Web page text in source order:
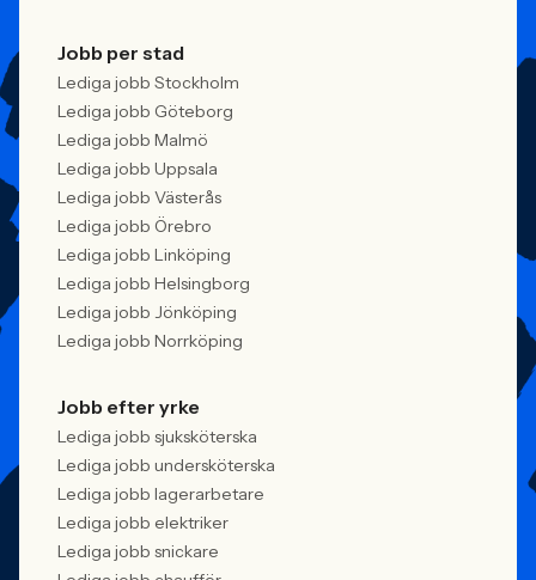
Jobb per stad
Lediga jobb Stockholm
Lediga jobb Göteborg
Lediga jobb Malmö
Lediga jobb Uppsala
Lediga jobb Västerås
Lediga jobb Örebro
Lediga jobb Linköping
Lediga jobb Helsingborg
Lediga jobb Jönköping
Lediga jobb Norrköping
Jobb efter yrke
Lediga jobb sjuksköterska
Lediga jobb undersköterska
Lediga jobb lagerarbetare
Lediga jobb elektriker
Lediga jobb snickare